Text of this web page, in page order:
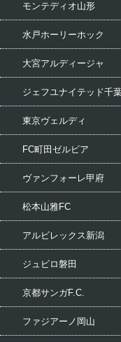
モンテディオ山形
水戸ホーリーホック
大宮アルディージャ
ジェフユナイテッド千
東京ヴェルディ
FC町田ゼルビア
ヴァンフォーレ甲府
松本山雅FC
アルビレックス新潟
ジュビロ磐田
京都サンガF.C.
ファジアーノ岡山